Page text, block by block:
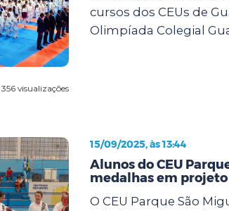
356 visualizações
cursos dos CEUs de
Olimpíada Colegial
15/09/2025, às 13:44
Alunos do CEU
medalhas em
O CEU Parque São